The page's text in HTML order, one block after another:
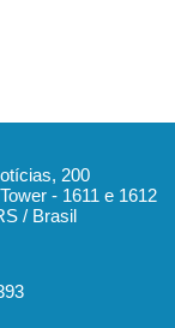
200
- 1611 e 1612
/ Brasil